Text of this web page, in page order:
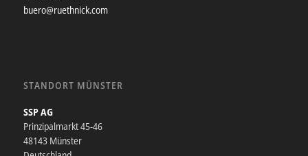
buero@ruethnick.com
STANDORT MÜNSTER
SSP AG
Prinzipalmarkt 45-46
48143 Münster